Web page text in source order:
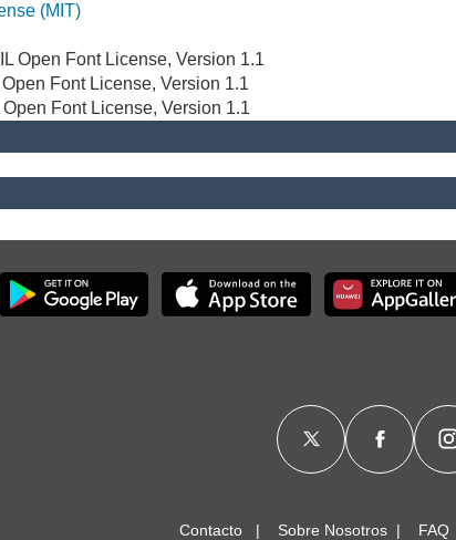
(MIT)
Open Font License, Version 1.1
Font License, Version 1.1
Font License, Version 1.1
Contacto Sobre Nosotros FAQ